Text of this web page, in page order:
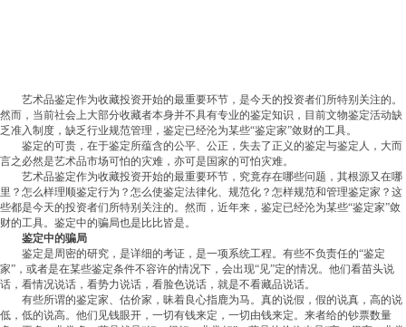
艺术品鉴定作为收藏投资开始的最重要环节，是今天的投资者们所特别关注的。
然而，当前社会上大部分收藏者本身并不具有专业的鉴定知识，目前文物鉴定活动缺
乏准入制度，缺乏行业规范管理，鉴定已经沦为某些“鉴定家”敛财的工具。
鉴定的可贵，在于鉴定所蕴含的公平、公正，失去了正义的鉴定与鉴定人，大而
言之必然是艺术品市场可怕的灾难，亦可是国家的可怕灾难。
艺术品鉴定作为收藏投资开始的最重要环节，究竟存在哪些问题，其根源又在哪
里？怎么样理顺鉴定行为？怎么使鉴定法律化、规范化？怎样规范和管理鉴定家？这
些都是今天的投资者们所特别关注的。然而，近年来，鉴定已经沦为某些“鉴定家”敛
财的工具。鉴定中的骗局也是比比皆是。
鉴定中的骗局
鉴定是周密的研究，是详细的考证，是一项系统工程。有些不负责任的“鉴定
家”，或者是在某些鉴定条件不容许的情况下，会出现“见”定的情况。他们看苗头说
话，看情况说话，看势力说话，看脸色说话，就是不看藏品说话。
有些所谓的鉴定家、估价家，昧着良心指鹿为马。真的说假，假的说真，高的说
低，低的说高。他们见钱眼开，一切有钱来定，一切由钱来定。来者给的钞票数量